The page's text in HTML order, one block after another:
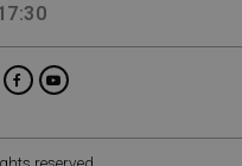
reserved